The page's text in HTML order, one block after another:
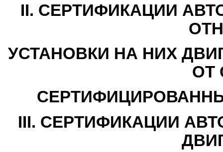
II. СЕРТИФИКАЦИИ
УСТАНОВКИ НА НИХ
ОТ
III. СЕРТИФИКАЦИИ